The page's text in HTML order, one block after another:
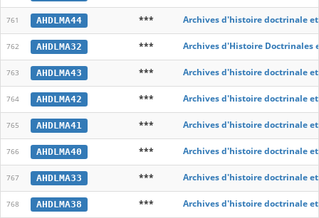
761 AHDLMA44 *** Archives d'histoire doctrinale
762 AHDLMA32 *** Archives d'Histoire Doctrinales
763 AHDLMA43 *** Archives d'histoire doctrinale
764 AHDLMA42 *** Archives d'histoire doctrinale
765 AHDLMA41 *** Archives d'histoire doctrinale
766 AHDLMA40 *** Archives d'histoire doctrinale
767 AHDLMA33 *** Archives d'histoire doctrinale
768 AHDLMA38 *** Archives d'histoire doctrinale